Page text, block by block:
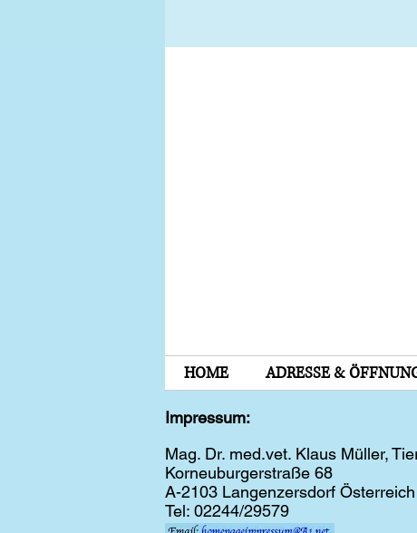
HOME ADRESSE &
Impressum:
Mag. Dr. med.vet. Klaus Müller,
Korneuburgerstraße 68
A-2103 Langenzersdorf Österreich
Tel: 02244/29579